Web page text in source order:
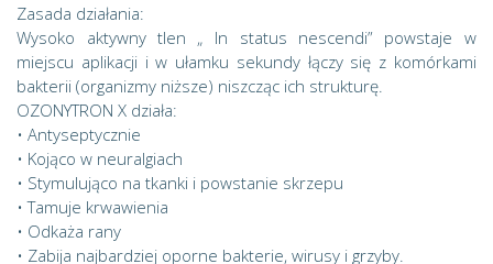
Zasada działania:
Wysoko aktywny tlen „ In status nescendi” powstaje w
miejscu aplikacji i w ułamku sekundy łączy się z komórkami
bakterii (organizmy niższe) niszcząc ich strukturę.
OZONYTRON X działa:
• Antyseptycznie
• Kojąco w neuralgiach
• Stymulująco na tkanki i powstanie skrzepu
• Tamuje krwawienia
• Odkaża rany
• Zabija najbardziej oporne bakterie, wirusy i grzyby.